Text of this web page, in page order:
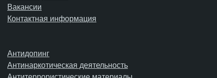
Вакансии
Контактная информация
Антидопинг
Антинаркотическая деятельность